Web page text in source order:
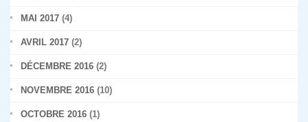
MAI 2017 (4)
AVRIL 2017 (2)
DÉCEMBRE 2016 (2)
NOVEMBRE 2016 (10)
OCTOBRE 2016 (1)